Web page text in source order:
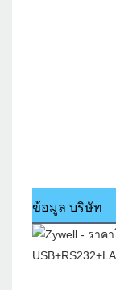
ข้อมูล บริษัท